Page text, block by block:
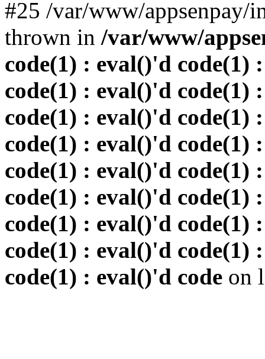
#25 /var/www/
thrown in /var/www/
code(1) : eval()'d code(1)
code(1) : eval()'d code(1)
code(1) : eval()'d code(1)
code(1) : eval()'d code(1)
code(1) : eval()'d code(1)
code(1) : eval()'d code(1)
code(1) : eval()'d code(1)
code(1) : eval()'d code(1)
code(1) : eval()'d code on